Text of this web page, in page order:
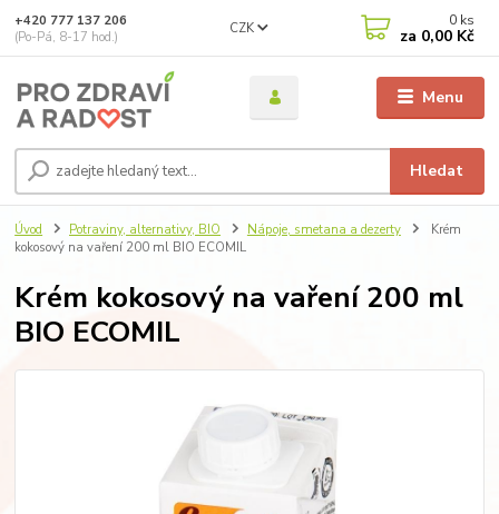
Menu
CZK
Hledat
+420 777 137 206
(Po-Pá, 8-17 hod.)
0 ks
za 0,00 Kč
Úvod Potraviny, alternativy, BIO Nápoje, smetana a dezerty
Krém
kokosový na vaření 200 ml BIO ECOMIL
Krém kokosový na vaření 200 ml
BIO ECOMIL